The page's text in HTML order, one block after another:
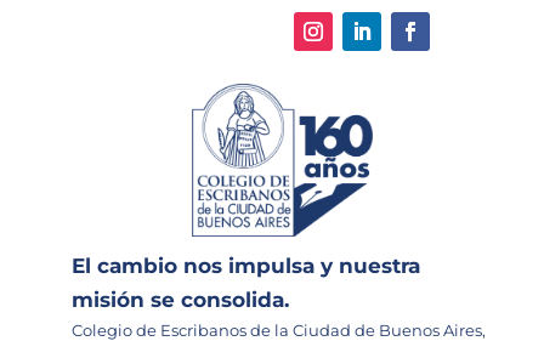
El cambio nos impulsa y nuestra
misión se consolida.
Colegio de Escribanos de la Ciudad de Buenos Aires,